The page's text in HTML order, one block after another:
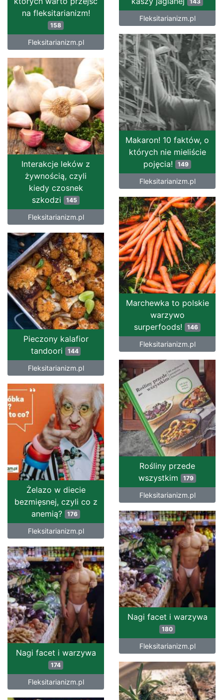
na fleksitarianizm!
158
Fleksitarianizm.pl
Fleksitarianizm.pl
Makaron! 10 faktów, o
których nie mieliście
pojęcia! 149
Fleksitarianizm.pl
Interakcje leków z
żywnością, czyli
kiedy czosnek
szkodzi 145
Fleksitarianizm.pl
Marchewka to polskie
warzywo
surperfoods! 146
Fleksitarianizm.pl
Pieczony kalafior
tandoori
144
Fleksitarianizm.pl
Rośliny przede
wszystkim 179
Fleksitarianizm.pl
Żelazo w diecie
bezmięsnej, czyli co z
anemią? 176
Fleksitarianizm.pl
Nagi facet i warzywa
180
Fleksitarianizm.pl
Nagi facet i warzywa
174
Fleksitarianizm.pl